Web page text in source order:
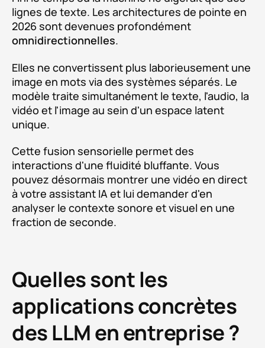
lignes de texte. Les architectures de pointe en
2026 sont devenues profondément
omnidirectionnelles.
Elles ne convertissent plus laborieusement une
image en mots via des systèmes séparés. Le
modèle traite simultanément le texte, l'audio, la
vidéo et l'image au sein d'un espace latent
unique.
Cette fusion sensorielle permet des
interactions d'une fluidité bluffante. Vous
pouvez désormais montrer une vidéo en direct
à votre assistant IA et lui demander d'en
analyser le contexte sonore et visuel en une
fraction de seconde.
Quelles sont les
applications concrètes
des LLM en entreprise ?